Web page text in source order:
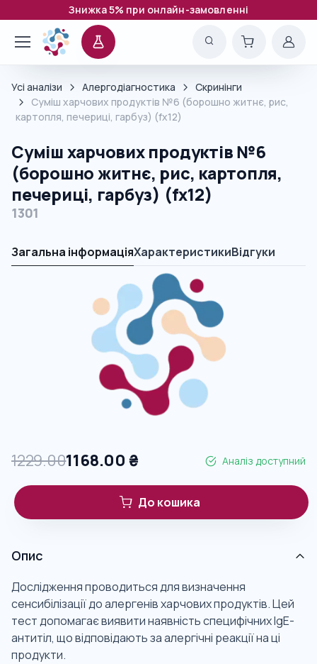
Знижка 5% при онлайн-замовленні
Усі аналізи Алергодіагностика
Скринінги
Суміш харчових продуктів №6 (борошно житнє, рис,
картопля, печериці, гарбуз) (fx12)
Суміш харчових продуктів №6
(борошно житнє, рис, картопля,
печериці, гарбуз) (fx12)
1301
Загальна інформаціяХарактеристикиВідгуки
1229.001168.00 ₴ Аналіз доступний
До кошика
Опис
Дослідження проводиться для визначення
сенсибілізації до алергенів харчових продуктів. Цей
тест допомагає виявити наявність специфічних IgE-
антитіл, що відповідають за алергічні реакції на ці
продукти.